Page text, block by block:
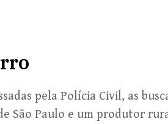
pela Polícia Civil, as
São Paulo e um produtor